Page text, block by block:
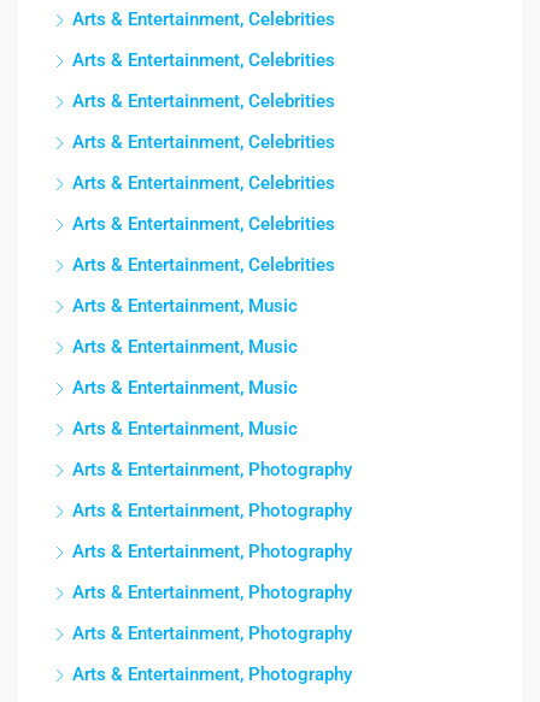
Arts & Entertainment, Celebrities
Arts & Entertainment, Celebrities
Arts & Entertainment, Celebrities
Arts & Entertainment, Celebrities
Arts & Entertainment, Celebrities
Arts & Entertainment, Celebrities
Arts & Entertainment, Celebrities
Arts & Entertainment, Music
Arts & Entertainment, Music
Arts & Entertainment, Music
Arts & Entertainment, Music
Arts & Entertainment, Photography
Arts & Entertainment, Photography
Arts & Entertainment, Photography
Arts & Entertainment, Photography
Arts & Entertainment, Photography
Arts & Entertainment, Photography